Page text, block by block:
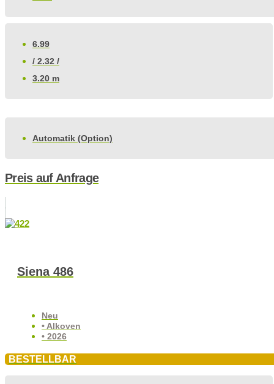
6.99
/ 2.32 /
3.20 m
Automatik (Option)
Preis auf Anfrage
Siena 486
Neu
• Alkoven
• 2026
BESTELLBAR